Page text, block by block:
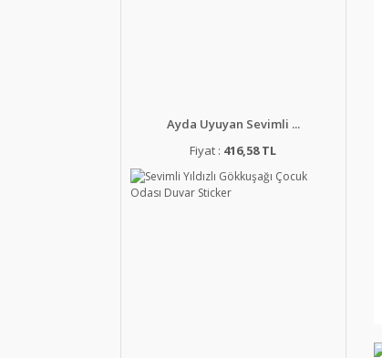
Ayda Uyuyan Sevimli ...
Fiyat : 416,58 TL